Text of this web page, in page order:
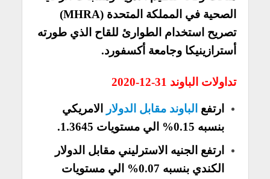
الصحية في المملكة المتحدة (MHRA)
تصريح استخدام الطوارئ للقاح الذي طورته
أسترازينيكا وجامعة أكسفورد.
تداولات الباوند 31-12-2020
ارتفع الباوند مقابل الدولار
الامريكي
بنسبه 0.15% الي مستويات 1.3645.
ارتفع الجنيه الاسترليني مقابل الدولار
الكندي بنسبه 0.07% الي مستويات